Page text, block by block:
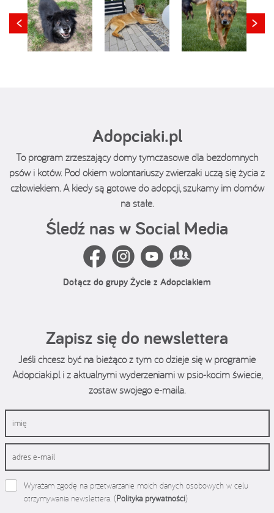
Adopciaki.pl
To program zrzeszający domy tymczasowe dla bezdomnych
psów i kotów. Pod okiem wolontariuszy zwierzaki uczą się życia z
człowiekiem. A kiedy są gotowe do adopcji, szukamy im domów
na stałe.
Śledź nas w Social Media
Dołącz do grupy Życie z Adopciakiem
Zapisz się do newslettera
Jeśli chcesz być na bieżąco z tym co dzieje się w programie
Adopciaki.pl i z aktualnymi wyderzeniami w psio-kocim świecie,
zostaw swojego e-maila.
Wyrażam zgodę na przetwarzanie moich danych osobowych w celu
otrzymywania newslettera. (Polityka prywatności)